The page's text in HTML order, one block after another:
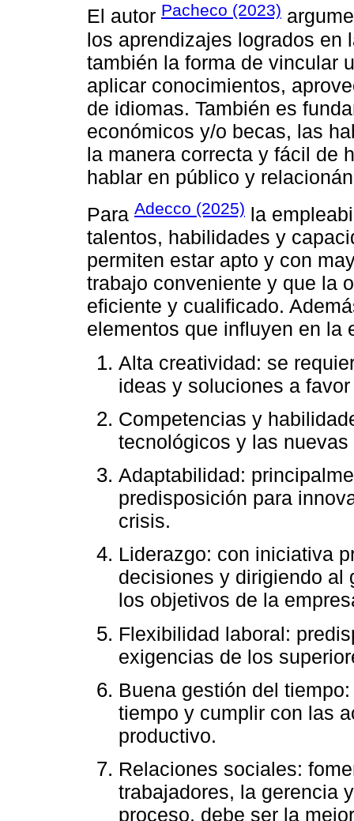
El autor Pacheco (2023)
los aprendizajes logrados en
también la forma de vincular
aplicar conocimientos,
de idiomas. También es
económicos y/o becas, las
la manera correcta y fácil de
hablar en público y
Para Adecco (2025) la
talentos, habilidades y
permiten estar apto y con
trabajo conveniente y que la
eficiente y cualificado.
elementos que influyen en la
Alta creatividad: se
ideas y soluciones a
Competencias y
tecnológicos y las
Adaptabilidad:
predisposición para
crisis.
Liderazgo: con iniciativa
decisiones y dirigiendo al
los objetivos de la
Flexibilidad laboral:
exigencias de los
Buena gestión del
tiempo y cumplir con las
productivo.
Relaciones sociales:
trabajadores, la gerencia
proceso, debe ser la